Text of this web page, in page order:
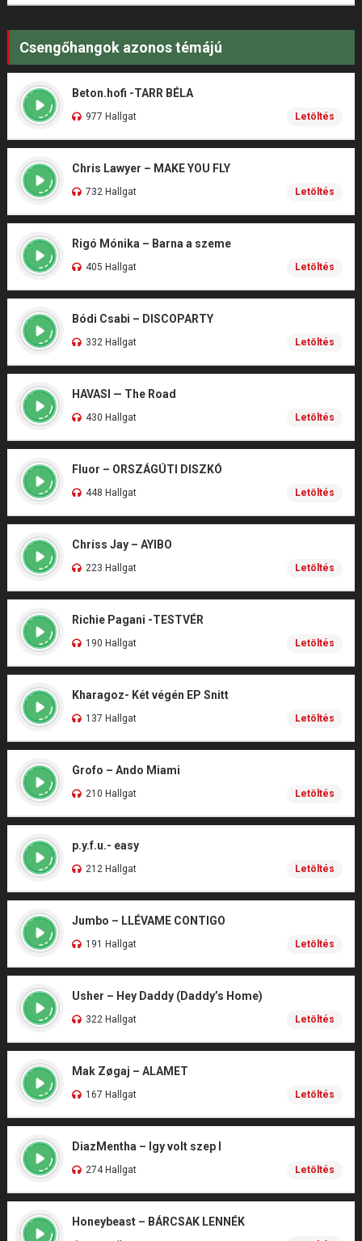
Csengőhangok azonos témájú
Beton.hofi -TARR BÉLA
977 Hallgat Letöltés
Chris Lawyer – MAKE YOU FLY
732 Hallgat Letöltés
Rigó Mónika – Barna a szeme
405 Hallgat Letöltés
Bódi Csabi – DISCOPARTY
332 Hallgat Letöltés
HAVASI — The Road
430 Hallgat Letöltés
Fluor – ORSZÁGÚTI DISZKÓ
448 Hallgat Letöltés
Chriss Jay – AYIBO
223 Hallgat Letöltés
Richie Pagani -TESTVÉR
190 Hallgat Letöltés
Kharagoz- Két végén EP Snitt
137 Hallgat Letöltés
Grofo – Ando Miami
210 Hallgat Letöltés
p.y.f.u.- easy
212 Hallgat Letöltés
Jumbo – LLÉVAME CONTIGO
191 Hallgat Letöltés
Usher – Hey Daddy (Daddy’s Home)
322 Hallgat Letöltés
Mak Zøgaj – ALAMET
167 Hallgat Letöltés
DiazMentha – Igy volt szep I
274 Hallgat Letöltés
Honeybeast – BÁRCSAK LENNÉK